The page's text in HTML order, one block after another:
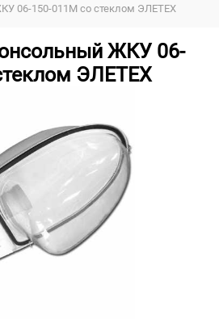
06-150-011М со стеклом ЭЛЕТЕХ
ЖКУ 06-
ЭЛЕТЕХ